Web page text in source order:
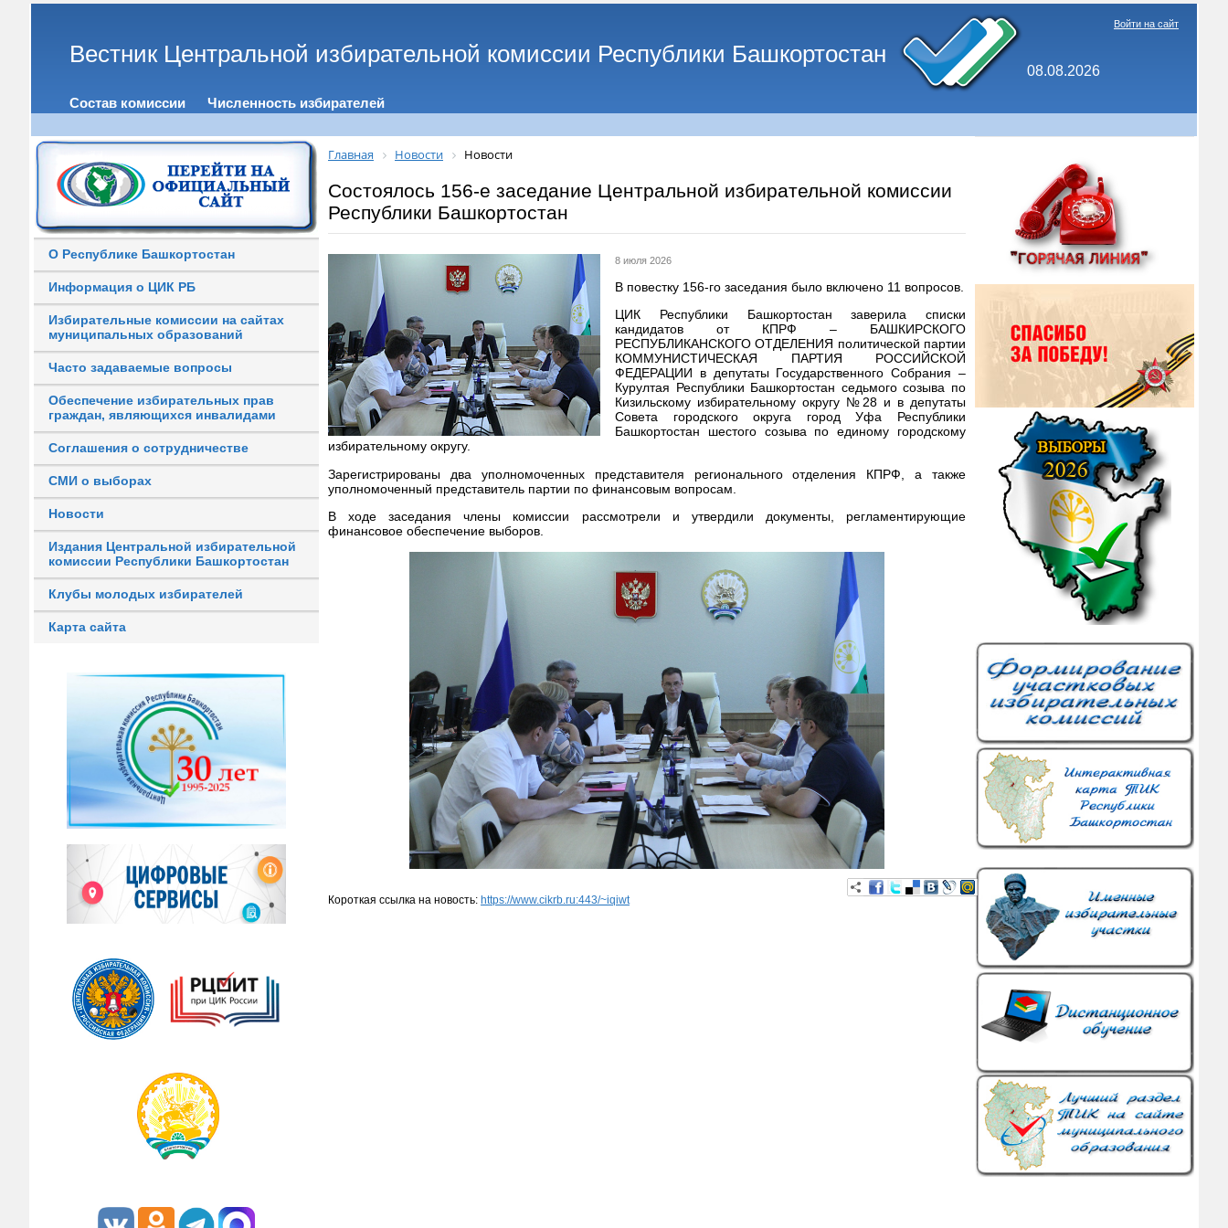
Вестник Центральной избирательной комиссии Республики Башкортостан
08.08.2026
Войти на сайт
Состав комиссии Численность избирателей
О Республике Башкортостан
Информация о ЦИК РБ
Избирательные комиссии на сайтах
муниципальных образований
Часто задаваемые вопросы
Обеспечение избирательных прав
граждан, являющихся инвалидами
Соглашения о сотрудничестве
СМИ о выборах
Новости
Издания Центральной избирательной
комиссии Республики Башкортостан
Клубы молодых избирателей
Карта сайта
Главная Новости Новости
Состоялось 156-е заседание Центральной избирательной комиссии
Республики Башкортостан
8 июля 2026
В повестку 156-го заседания было включено 11 вопросов.
ЦИК Республики Башкортостан заверила списки
кандидатов от КПРФ – БАШКИРСКОГО
РЕСПУБЛИКАНСКОГО ОТДЕЛЕНИЯ политической партии
КОММУНИСТИЧЕСКАЯ ПАРТИЯ РОССИЙСКОЙ
ФЕДЕРАЦИИ в депутаты Государственного Собрания –
Курултая Республики Башкортостан седьмого созыва по
Кизильскому избирательному округу №28 и в депутаты
Совета городского округа город Уфа Республики
Башкортостан шестого созыва по единому городскому
избирательному округу.
Зарегистрированы два уполномоченных представителя регионального отделения КПРФ, а также
уполномоченный представитель партии по финансовым вопросам.
В ходе заседания члены комиссии рассмотрели и утвердили документы, регламентирующие
финансовое обеспечение выборов.
Короткая ссылка на новость: https://www.cikrb.ru:443/~iqiwt